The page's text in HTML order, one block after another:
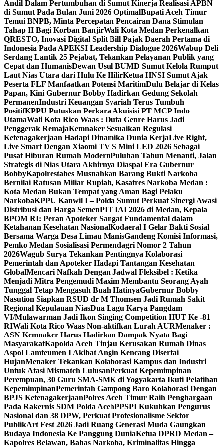
Andil Dalam Pertumbuhan di Sumut ‎ Kinerja Realisasi APBN
di Sumut Pada Bulan Juni 2026 Optimal‎‎Bupati Aceh Timur
Temui BNPB, Minta Percepatan Pencairan Dana Stimulan
Tahap II Bagi Korban BanjirWali Kota Medan Perkenalkan
QRESTO, Inovasi Digital Split Bill Pajak Daerah Pertama di
Indonesia Pada APEKSI Leadership Dialogue 2026Wabup Deli
Serdang Lantik 25 Pejabat, Tekankan Pelayanan Publik yang
Cepat dan HumanisDewan Usul BUMD Sumut Kelola Rumput
Laut Nias Utara dari Hulu Ke HilirKetua HNSI Sumut Ajak
Peserta FLF Manfaatkan Potensi MaritimDulu Belajar di Kelas
Papan, Kini Gubernur Bobby Hadirkan Gedung Sekolah
PermanenIndustri Keuangan Syariah Terus Tumbuh
PositifKPPU Putuskan Perkara Akuisisi PT MCP Indo
UtamaWali Kota Rico Waas : Duta Genre Harus Jadi
Penggerak RemajaKemnaker Sesuaikan Regulasi
Ketenagakerjaan Hadapi Dinamika Dunia KerjaLive Right,
Live Smart Dengan Xiaomi TV S Mini LED 2026 Sebagai
Pusat Hiburan Rumah ModernPuluhan Tahun Menanti, Jalan
Strategis di Nias Utara Akhirnya Diaspal Era Gubernur
BobbyKapolrestabes Musnahkan Barang Bukti Narkoba
Bernilai Ratusan Miliar Rupiah, Kasatres Narkoba Medan :
Kota Medan Bukan Tempat yang Aman Bagi Pelaku
NarkobaKPPU Kanwil I – Polda Sumut Perkuat Sinergi Awasi
Distribusi dan Harga SemenPIT IAI 2026 di Medan, Kepala
BPOM RI: Peran Apoteker Sangat Fundamental dalam
Ketahanan Kesehatan NasionalKodaeral I Gelar Bakti Sosial
Bersama Warga Desa Limau ManisGandeng Komisi Informasi,
Pemko Medan Sosialisasi Permendagri Nomor 2 Tahun
2026Wagub Surya Tekankan Pentingnya Kolaborasi
Pemerintah dan Apoteker Hadapi Tantangan Kesehatan
GlobalMencari Nafkah Dengan Jadwal Fleksibel : Ketika
Menjadi Mitra Pengemudi Maxim Membantu Seorang Ayah
Tunggal Tetap Mengasuh Buah HatinyaGubernur Bobby
Nasution Siapkan RSUD dr M Thomsen Jadi Rumah Sakit
Regional Kepulauan NiasDua Lagu Karya Pangdam
VI/Mulawarman Jadi Ikon Singing Competition HUT Ke -81
RIWali Kota Rico Waas Non-aktifkan Lurah AURMenaker :
ASN Kemnaker Harus Hadirkan Dampak Nyata Bagi
MasyarakatKapolda Aceh Tinjau Kerusakan Rumah Dinas
Aspol Lamteumen I Akibat Angin Kencang Disertai
HujanMenaker Tekankan Kolaborasi Kampus dan Industri
Untuk Atasi Mismatch LulusanPerkuat Kepemimpinan
Perempuan, 30 Guru SMA-SMK di Yogyakarta Ikuti Pelatihan
KepemimpinanPemerintah Gampong Baro Kolaborasi Dengan
BPJS KetenagakerjaanPolres Aceh Timur Raih Penghargaan
Pada Rakernis SDM Polda AcehPPSPI Kukuhkan Pengurus
Nasional dan 38 DPW, Perkuat Profesionalisme Sektor
PublikArt Fest 2026 Jadi Ruang Generasi Muda Gaungkan
Budaya Indonesia Ke Panggung DuniaKetua DPRD Medan –
Kapolres Belawan, Bahas Narkoba, Kriminalitas Hingga